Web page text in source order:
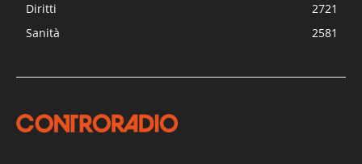
Diritti
2721
Sanità
2581